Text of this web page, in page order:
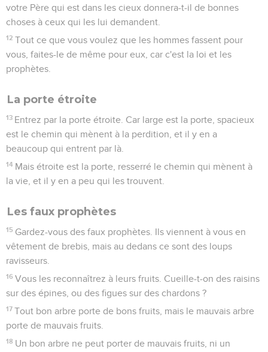
votre Père qui est dans les cieux donnera-t-il de bonnes
choses à ceux qui les lui demandent.
12 Tout ce que vous voulez que les hommes fassent pour
vous, faites-le de même pour eux, car c'est la loi et les
prophètes.
La porte étroite
13 Entrez par la porte étroite. Car large est la porte, spacieux
est le chemin qui mènent à la perdition, et il y en a
beaucoup qui entrent par là.
14 Mais étroite est la porte, resserré le chemin qui mènent à
la vie, et il y en a peu qui les trouvent.
Les faux prophètes
15 Gardez-vous des faux prophètes. Ils viennent à vous en
vêtement de brebis, mais au dedans ce sont des loups
ravisseurs.
16 Vous les reconnaîtrez à leurs fruits. Cueille-t-on des raisins
sur des épines, ou des figues sur des chardons ?
17 Tout bon arbre porte de bons fruits, mais le mauvais arbre
porte de mauvais fruits.
18 Un bon arbre ne peut porter de mauvais fruits, ni un